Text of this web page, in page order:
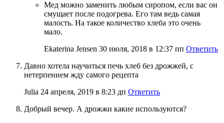
Мед можно заменить любым сиропом, если вас он
смущает после подогрева. Его там ведь самая
малость. На такое количество хлеба это очень
мало.
Ekaterina Jensen 30 июля, 2018 в 12:37 пп Ответить
Давно хотела научиться печь хлеб без дрожжей, с
нетерпением жду самого рецепта
Julia 24 апреля, 2019 в 8:23 дп Ответить
Добрый вечер. А дрожжи какие используются?